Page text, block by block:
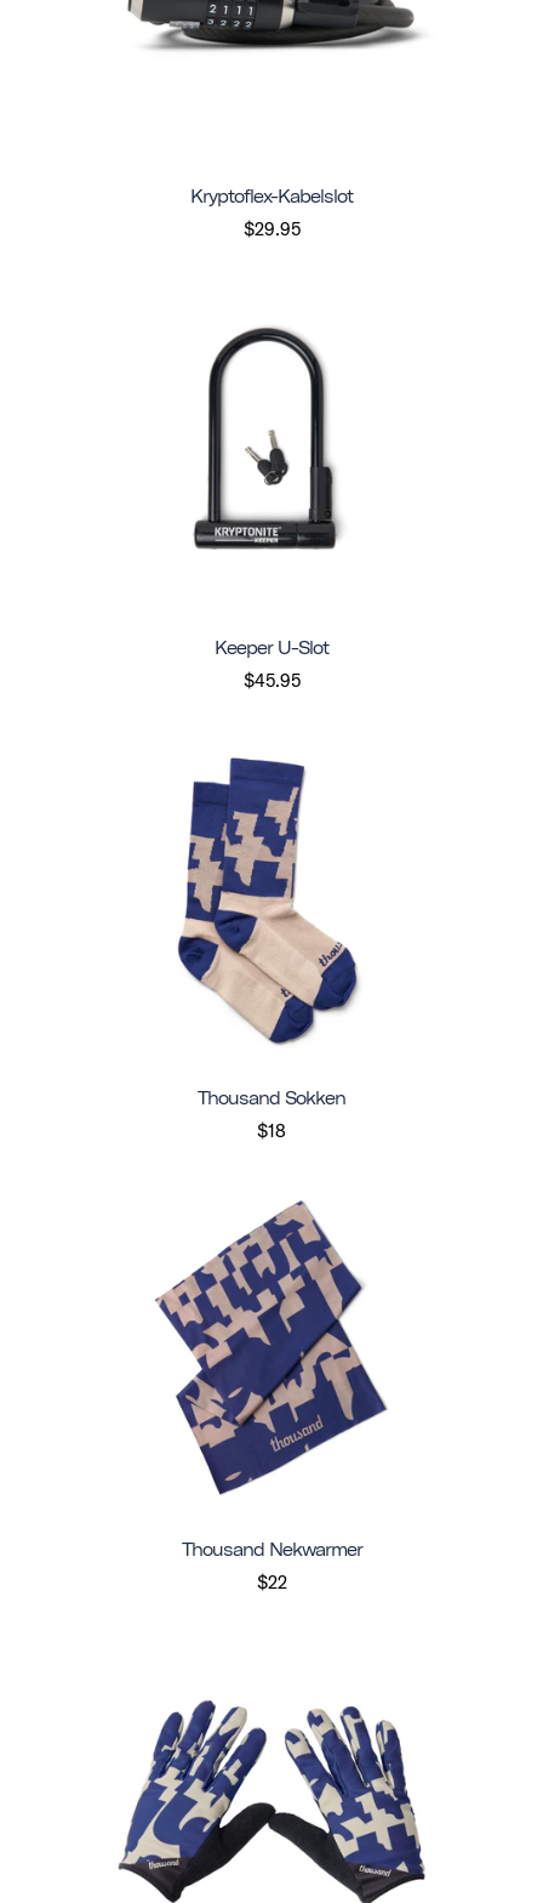
Kryptoflex-Kabelslot
$29.95
Keeper U-Slot
$45.95
Thousand Sokken
$18
Thousand Nekwarmer
$22